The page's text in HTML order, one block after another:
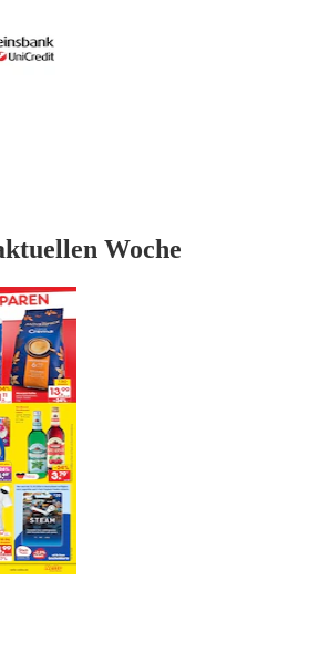
Woche